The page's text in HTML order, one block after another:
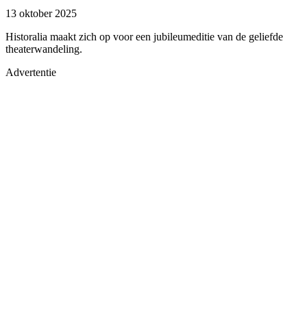
13 oktober 2025
Historalia maakt zich op voor een jubileumeditie van de geliefde
theaterwandeling.
Advertentie